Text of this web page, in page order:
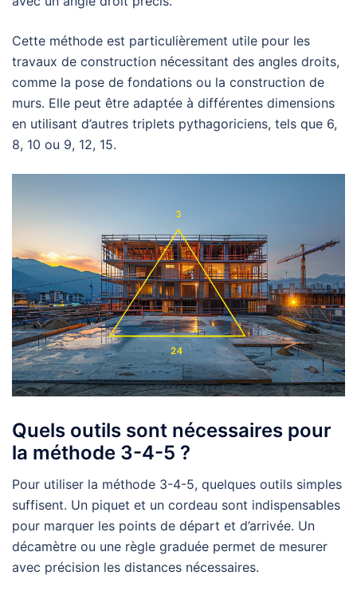
Cette méthode est particulièrement utile pour les
travaux de construction nécessitant des angles droits,
comme la pose de fondations ou la construction de
murs. Elle peut être adaptée à différentes dimensions
en utilisant d’autres triplets pythagoriciens, tels que 6,
8, 10 ou 9, 12, 15.
Quels outils sont nécessaires pour
la méthode 3-4-5 ?
Pour utiliser la méthode 3-4-5, quelques outils simples
suffisent. Un piquet et un cordeau sont indispensables
pour marquer les points de départ et d’arrivée. Un
décamètre ou une règle graduée permet de mesurer
avec précision les distances nécessaires.